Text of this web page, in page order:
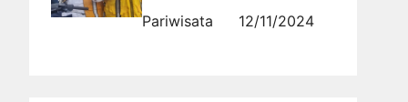
Kepala
Pariwisata 12/11/2024